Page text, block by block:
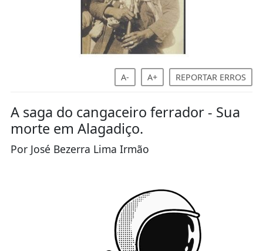
A- A+ REPORTAR ERROS
A saga do cangaceiro ferrador - Sua
morte em Alagadiço.
Por José Bezerra Lima Irmão